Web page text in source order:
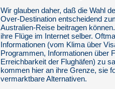
Wir glauben daher, daß die Wahl
Over-Destination entscheidend
Australien-Reise beitragen
ihre Flüge im Internet selber.
Informationen (vom Klima über
Programmen, Informationen über
Erreichbarkeit der Flughäfen) zu
kommen hier an ihre Grenze, sie
vermarktbare Alternativen.